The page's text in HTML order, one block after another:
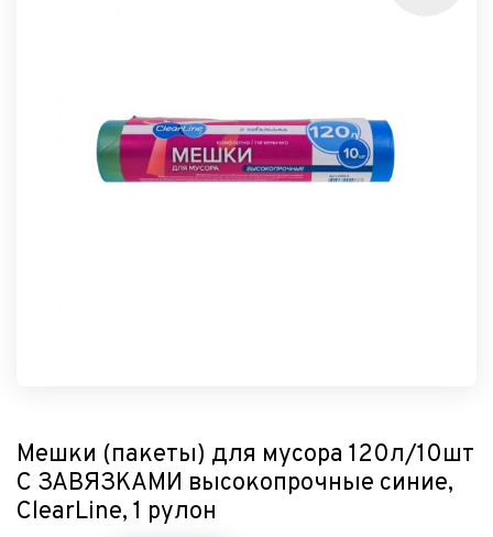
Мешки (пакеты) для мусора 120л/10шт
С ЗАВЯЗКАМИ высокопрочные синие,
ClearLine, 1 рулон